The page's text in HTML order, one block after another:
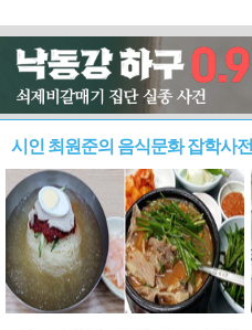
시인 최원준의 음식문화 잡학사전